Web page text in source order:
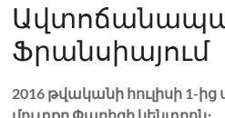
Ֆրանսիայում
2016 թվականի հուլիսի 1-